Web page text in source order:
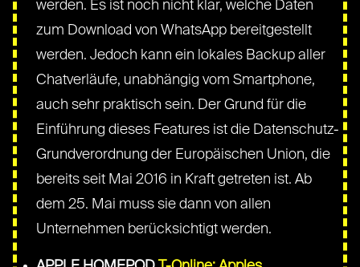
werden. Es ist noch nicht klar, welche Daten
zum Download von WhatsApp bereitgestellt
werden. Jedoch kann ein lokales Backup aller
Chatverläufe, unabhängig vom Smartphone,
auch sehr praktisch sein. Der Grund für die
Einführung dieses Features ist die Datenschutz-
Grundverordnung der Europäischen Union, die
bereits seit Mai 2016 in Kraft getreten ist. Ab
dem 25. Mai muss sie dann von allen
Unternehmen berücksichtigt werden.